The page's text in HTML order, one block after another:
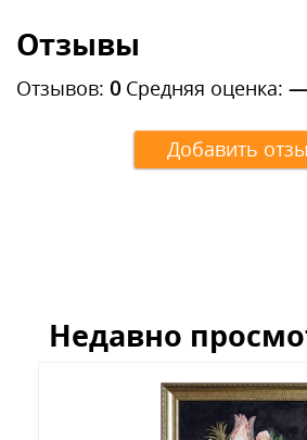
Отзывы
Отзывов: 0 Средняя оценка: —
Добавить
Недавно